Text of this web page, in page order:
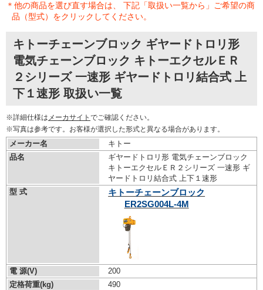
＊他の商品を選び直す場合は、 下記「取扱い一覧から」ご希望の商
品（型式）をクリックしてください。
キトーチェーンブロック ギヤードトロリ形
電気チェーンブロック キトーエクセルＥＲ
２シリーズ 一速形 ギヤードトロリ結合式 上
下１速形 取扱い一覧
※詳細仕様は メーカサイト でご確認ください。
※写真は参考です。お客様が選択した形式と異なる場合があります。
メーカー名
キトー
品名
ギヤードトロリ形 電気チェーンブロック
キトーエクセルＥＲ２シリーズ 一速形 ギ
ヤードトロリ結合式 上下１速形
型 式
キトーチェーンブロック
ER2SG004L-4M
電 源(V)
200
定格荷重(kg)
490